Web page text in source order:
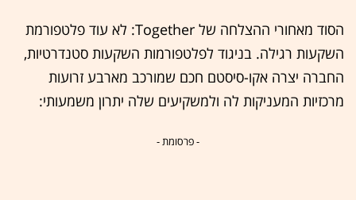
הסוד מאחורי ההצלחה של Together: לא עוד פלטפורמת
השקעות רגילה. בניגוד לפלטפורמות השקעות סטנדרטיות,
החברה יצרה אקו-סיסטם חכם שמורכב מארבע זרועות
מרכזיות המעניקות לה ולמשקיעים שלה יתרון משמעותי:
- פרסומת -